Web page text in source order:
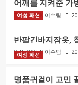
어깨를 지켜준 가
BIZMARK 이슈팀
여성 패션
반팔긴바지잠옷,
BIZMARK 이슈팀
여성 패션
명품귀걸이 고민